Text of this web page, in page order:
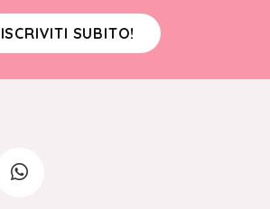
ISCRIVITI SUBITO!